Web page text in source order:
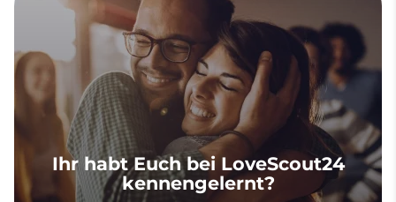
Ihr habt Euch bei LoveScout24
kennengelernt?